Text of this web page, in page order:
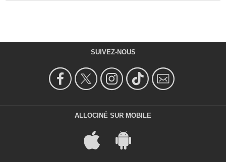
SUIVEZ-NOUS
ALLOCINÉ SUR MOBILE